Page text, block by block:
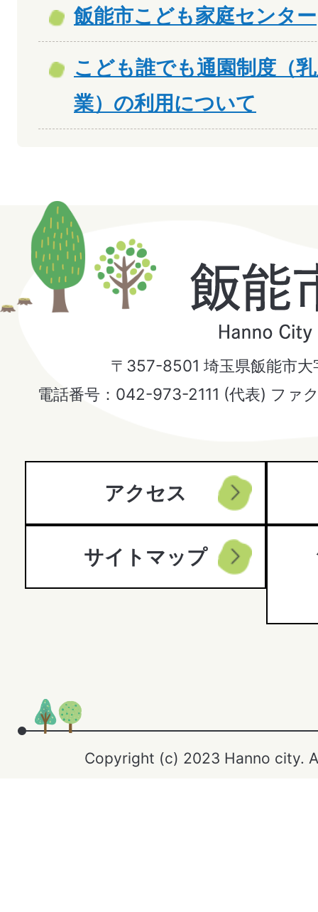
飯能市こども家庭センター
こども誰でも通園制度（
業）の利用について
飯
能
Hanno
〒357-8501 埼玉県飯能市大
電話番号：042-973-2111 (代表) ファ
アクセス
サイトマップ
Copyright (c) 2023 Hanno city.